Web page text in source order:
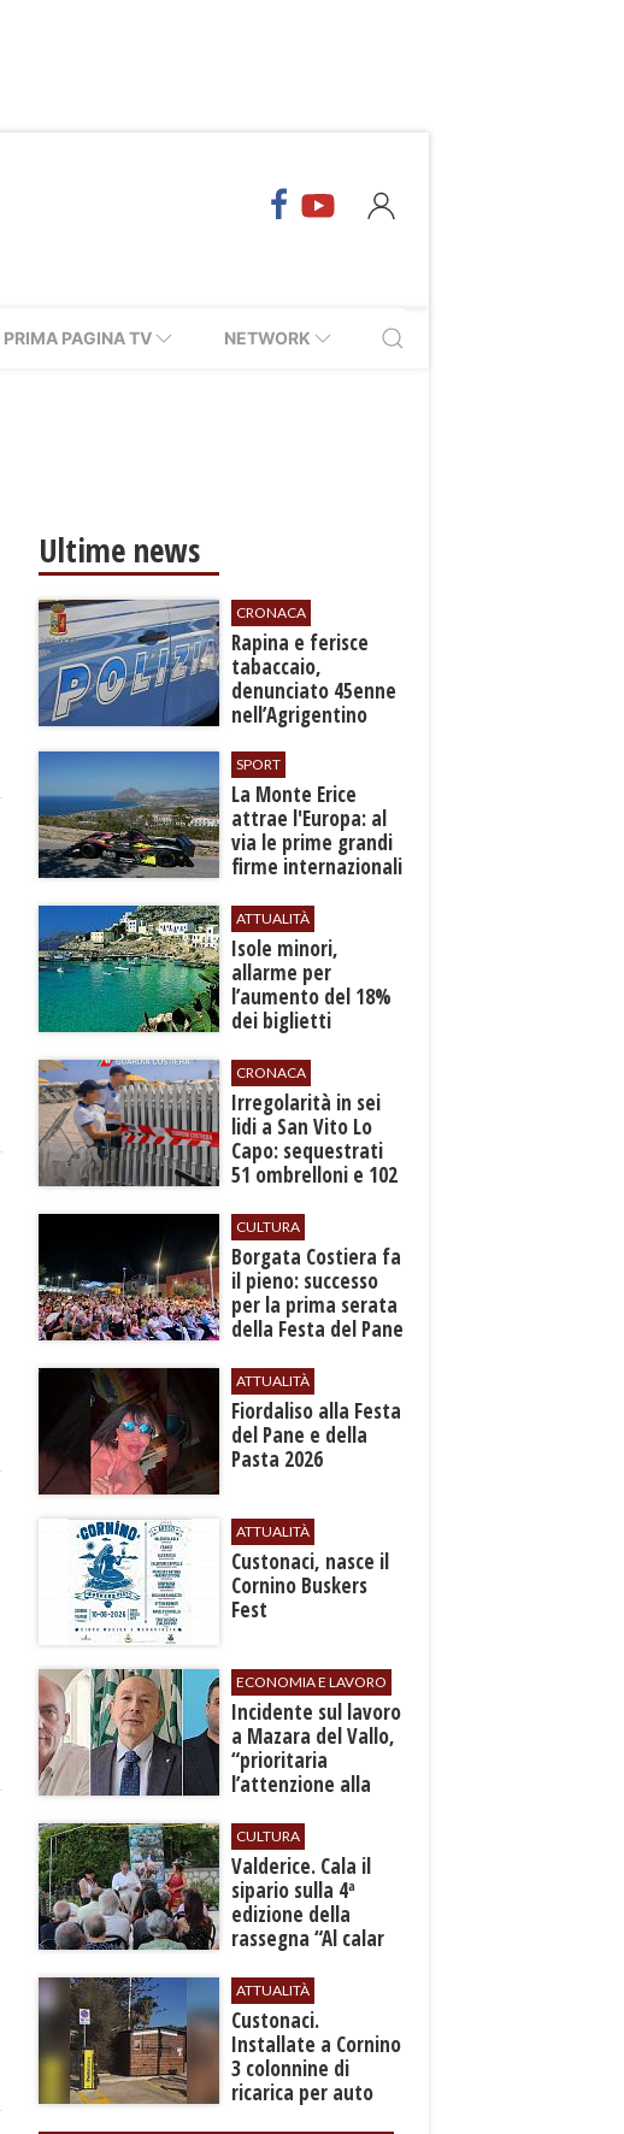
PRIMA PAGINA TV NETWORK
Ultime news
CRONACA
​Rapina e ferisce
tabaccaio,
denunciato 45enne
nell’Agrigentino
SPORT
La Monte Erice
attrae l'Europa: al
via le prime grandi
firme internazionali
ATTUALITÀ
Isole minori,
allarme per
l’aumento del 18%
dei biglietti
CRONACA
Irregolarità in sei
lidi a San Vito Lo
Capo: sequestrati
51 ombrelloni e 102
CULTURA
​Borgata Costiera fa
il pieno: successo
per la prima serata
della Festa del Pane
ATTUALITÀ
Fiordaliso alla Festa
del Pane e della
Pasta 2026
ATTUALITÀ
Custonaci, nasce il
Cornino Buskers
Fest
ECONOMIA E LAVORO
​Incidente sul lavoro
a Mazara del Vallo,
“prioritaria
l’attenzione alla
CULTURA
Valderice. Cala il
sipario sulla 4ª
edizione della
rassegna “Al calar
autori”
ATTUALITÀ
Custonaci.
Installate a Cornino
3 colonnine di
ricarica per auto